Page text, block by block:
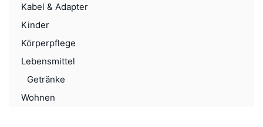
Kabel & Adapter
Kinder
Körperpflege
Lebensmittel
Getränke
Wohnen